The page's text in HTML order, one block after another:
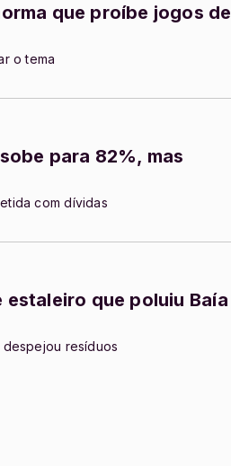
que proíbe jogos de
o tema
para 82%, mas
com dívidas
estaleiro que poluiu Baía
resíduos